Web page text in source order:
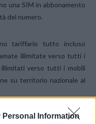
Personal Information
una SIM in abbonamento
del numero.
tariffario tutto incluso
illimitate verso tutti i
illimitati verso tutti i mobili
su territorio nazionale al
gli accessi dall’APN